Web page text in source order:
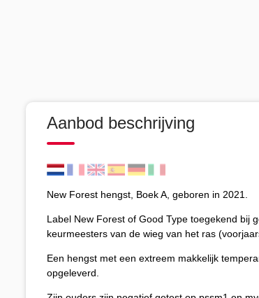
Aanbod beschrijving
New Forest hengst, Boek A, geboren in 2021.
Label New Forest of Good Type toegekend bij
keurmeesters van de wieg van het ras
Een hengst met een extreem makkelijk
opgeleverd.